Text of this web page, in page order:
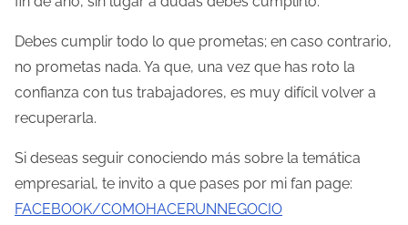
Debes cumplir todo lo que prometas; en caso contrario,
no prometas nada. Ya que, una vez que has roto la
confianza con tus trabajadores, es muy difícil volver a
recuperarla.
Si deseas seguir conociendo más sobre la temática
empresarial, te invito a que pases por mi fan page:
FACEBOOK/COMOHACERUNNEGOCIO